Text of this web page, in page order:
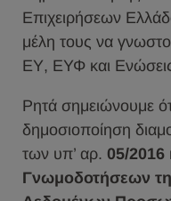
Επιχειρήσεων
μέλη τους να
ΕΥ, ΕΥΦ και
Ρητά σημειώνουμε
δημοσιοποίηση
των υπ’ αρ. 05/2016
Γνωμοδοτήσεων